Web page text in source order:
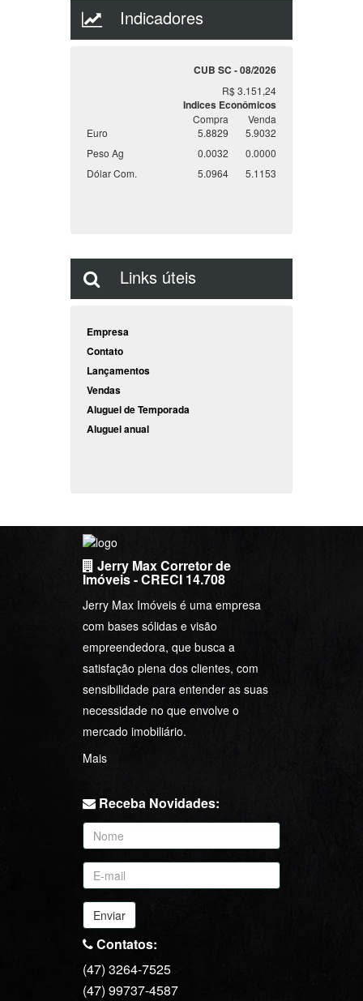
Indicadores
CUB SC - 08/2026
R$ 3.151,24
Indices Econômicos
Compra
Venda
Euro
5.8829
5.9032
Peso Ag
0.0032
0.0000
Dólar Com.
5.0964 5.1153
Links úteis
Empresa
Contato
Lançamentos
Vendas
Aluguel de Temporada
Aluguel anual
Jerry Max Corretor de
Imóveis - CRECI 14.708
Jerry Max Imóveis é uma empresa
com bases sólidas e visão
empreendedora, que busca a
satisfação plena dos clientes, com
sensibilidade para entender as suas
necessidade no que envolve o
mercado imobiliário.
Mais
Receba Novidades:
Enviar
Contatos:
(47) 3264-7525
(47) 99737-4587